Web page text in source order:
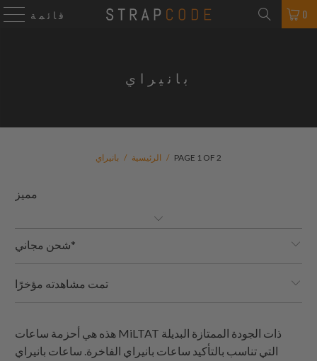
قائمة 0
بانيراي
الرئيسية / بانيراي / PAGE 1 OF 2
شحن مجاني*
تمت مشاهدته مؤخرًا
هذه هي أحزمة ساعات MiLTAT ذات الجودة الممتازة البديلة
التي تناسب بالتأكيد ساعات بانيراي الفاخرة. ساعات بانيراي